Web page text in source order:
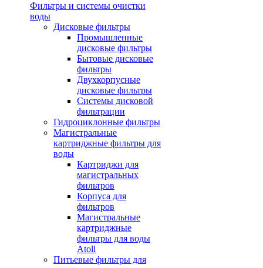
Фильтры и системы очистки
воды
Дисковые фильтры
Промышленные
дисковые фильтры
Бытовые дисковые
фильтры
Двухкорпусные
дисковые фильтры
Системы дисковой
фильтрации
Гидроциклонные фильтры
Магистральные
картриджные фильтры для
воды
Картриджи для
магистральных
фильтров
Корпуса для
фильтров
Магистральные
картриджные
фильтры для воды
Atoll
Питьевые фильтры для